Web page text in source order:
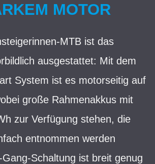
MOTOR
MTB ist das
ausgestattet: Mit dem
System ist es motorseitig auf
große Rahmenakkus mit
zur Verfügung stehen, die
entnommen werden
Gang-Schaltung ist breit genug